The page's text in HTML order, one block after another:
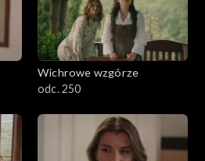
Wichrowe wzgórze
odc. 250